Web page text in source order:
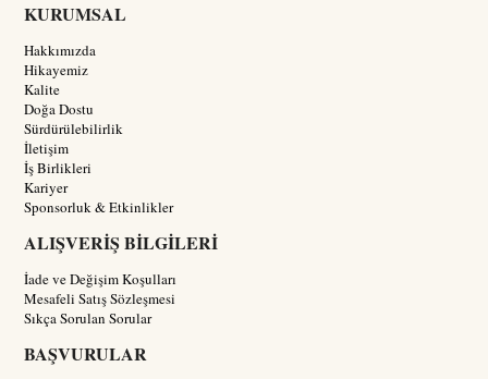
KURUMSAL
Hakkımızda
Hikayemiz
Kalite
Doğa Dostu
Sürdürülebilirlik
İletişim
İş Birlikleri
Kariyer
Sponsorluk & Etkinlikler
ALIŞVERİŞ BİLGİLERİ
İade ve Değişim Koşulları
Mesafeli Satış Sözleşmesi
Sıkça Sorulan Sorular
BAŞVURULAR